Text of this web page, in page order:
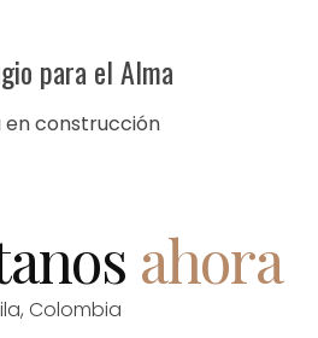
para el Alma
en construcción
ahora
Colombia